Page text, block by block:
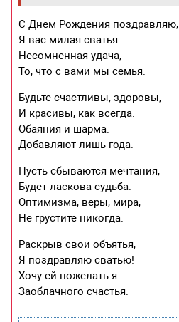
С Днем Рождения поздравляю,
Я вас милая сватья.
Несомненная удача,
То, что с вами мы семья.
Будьте счастливы, здоровы,
И красивы, как всегда.
Обаяния и шарма.
Добавляют лишь года.
Пусть сбываются мечтания,
Будет ласкова судьба.
Оптимизма, веры, мира,
Не грустите никогда.
Раскрыв свои объятья,
Я поздравляю сватью!
Хочу ей пожелать я
Заоблачного счастья.